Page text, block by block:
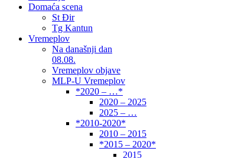
Domaća scena
St Đir
Tg Kantun
Vremeplov
Na današnji dan
08.08.
Vremeplov objave
MLP-U Vremeplov
*2020 – …*
2020 – 2025
2025 – …
*2010-2020*
2010 – 2015
*2015 – 2020*
2015